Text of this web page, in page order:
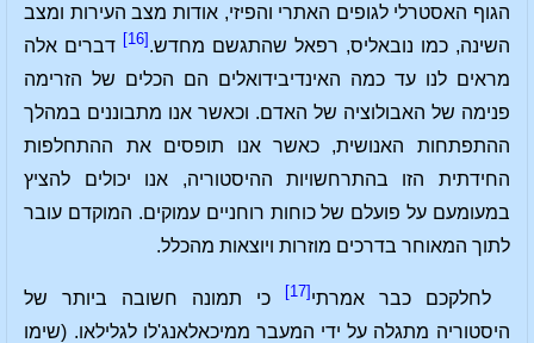
הגוף האסטרלי לגופים האתרי והפיזי, אודות מצב העירות ומצב
השינה, כמו נובאליס, רפאל שהתגשם מחדש. [16]
דברים אלה
מראים לנו עד כמה האינדיבידואלים הם הכלים של הזרימה
פנימה של האבולוציה של האדם. וכאשר אנו מתבוננים במהלך
ההתפתחות האנושית, כאשר אנו תופסים את ההתחלפות
החידתית הזו בהתרחשויות ההיסטוריה, אנו יכולים להציץ
במעומעם על פועלם של כוחות רוחניים עמוקים. המוקדם עובר
לתוך המאוחר בדרכים מוזרות ויוצאות מהכלל.
לחלקכם כבר אמרתי [17]
כי תמונה חשובה ביותר של
היסטוריה מתגלה על ידי המעבר ממיכאלאנג'לו לגלילאו. (שימו